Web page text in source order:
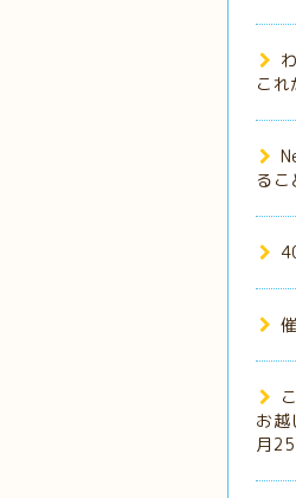
これ
る
お
月